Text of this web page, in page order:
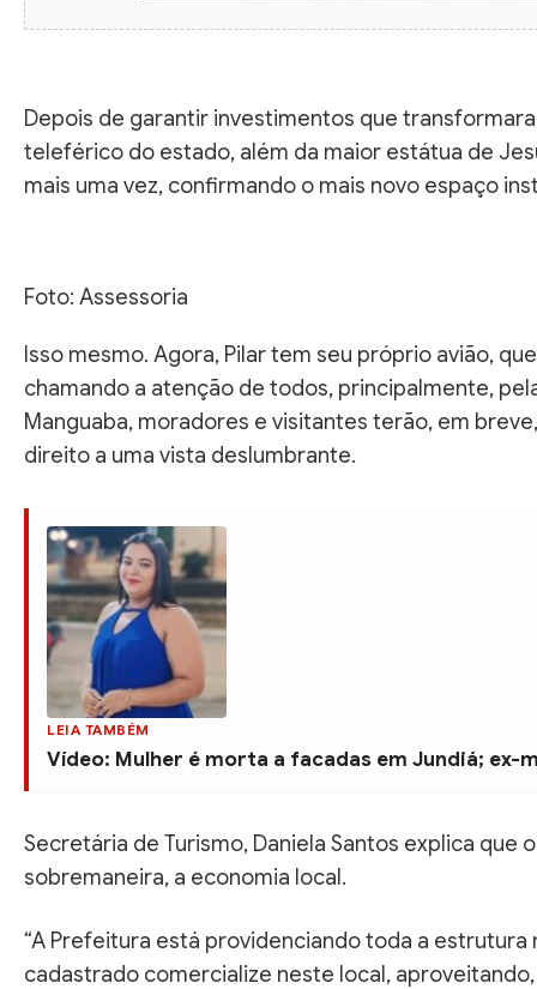
Depois de garantir investimentos que
teleférico do estado, além da maior estátua de
mais uma vez, confirmando o mais novo espaço
Foto: Assessoria
Isso mesmo. Agora, Pilar tem seu próprio avião,
chamando a atenção de todos, principalmente,
Manguaba, moradores e visitantes terão, em
direito a uma vista deslumbrante.
LEIA TAMBÉM
Vídeo: Mulher é morta a facadas em Jundiá;
Secretária de Turismo, Daniela Santos explica que
sobremaneira, a economia local.
“A Prefeitura está providenciando toda a
cadastrado comercialize neste local,